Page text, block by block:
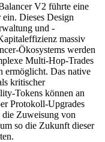
V2 führte eine
Dieses Design
und -
massiv
Ökosystems werden
Multi-Hop-Trades
ermöglicht. Das native
kritischer
Tokens können an
Protokoll-Upgrades
die Zuweisung von
so die Zukunft dieser